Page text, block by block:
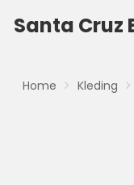
Santa Cruz
Home Kleding